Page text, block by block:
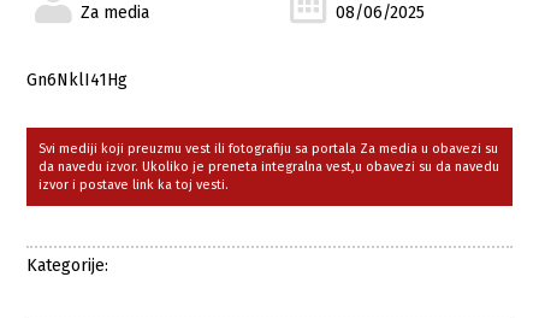
Za media 08/06/2025
Gn6NklI41Hg
Svi mediji koji preuzmu vest ili fotografiju sa portala Za media u obavezi su
da navedu izvor. Ukoliko je preneta integralna vest,u obavezi su da navedu
izvor i postave link ka toj vesti.
Kategorije: